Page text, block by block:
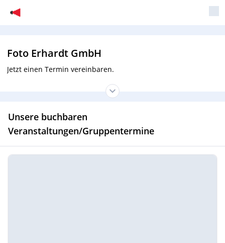
Foto Erhardt GmbH
Jetzt einen Termin vereinbaren.
Unsere buchbaren
Veranstaltungen/Gruppentermine